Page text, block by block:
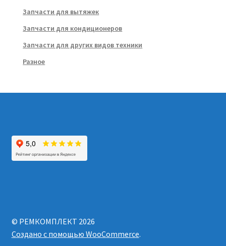
Запчасти для вытяжек
Запчасти для кондиционеров
Запчасти для других видов техники
Разное
© РЕМКОМПЛЕКТ 2026
Создано с помощью WooCommerce.